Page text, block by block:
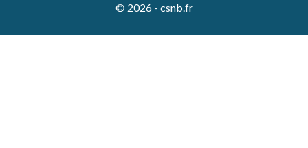
© 2026 - csnb.fr